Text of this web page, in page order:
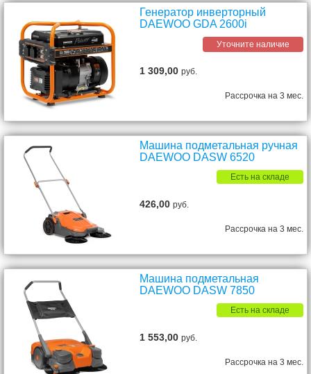
Генератор инверторный
DAEWOO GDA 2600i
Уточните наличие
1 309,00руб.
Рассрочка на 3 мес.
Машина подметальная ручная
DAEWOO DASW 6520
Есть на складе
426,00руб.
Рассрочка на 3 мес.
Машина подметальная
DAEWOO DASW 7850
Есть на складе
1 553,00руб.
Рассрочка на 3 мес.